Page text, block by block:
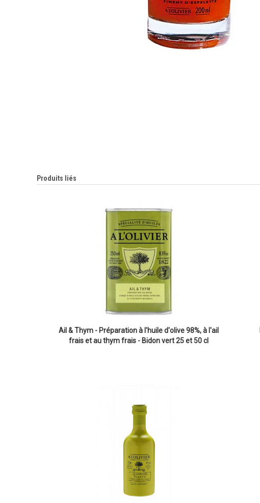
Produits liés
Ail & Thym - Préparation à l'huile d'olive 98%, à l'ail
frais et au thym frais - Bidon vert 25 et 50 cl